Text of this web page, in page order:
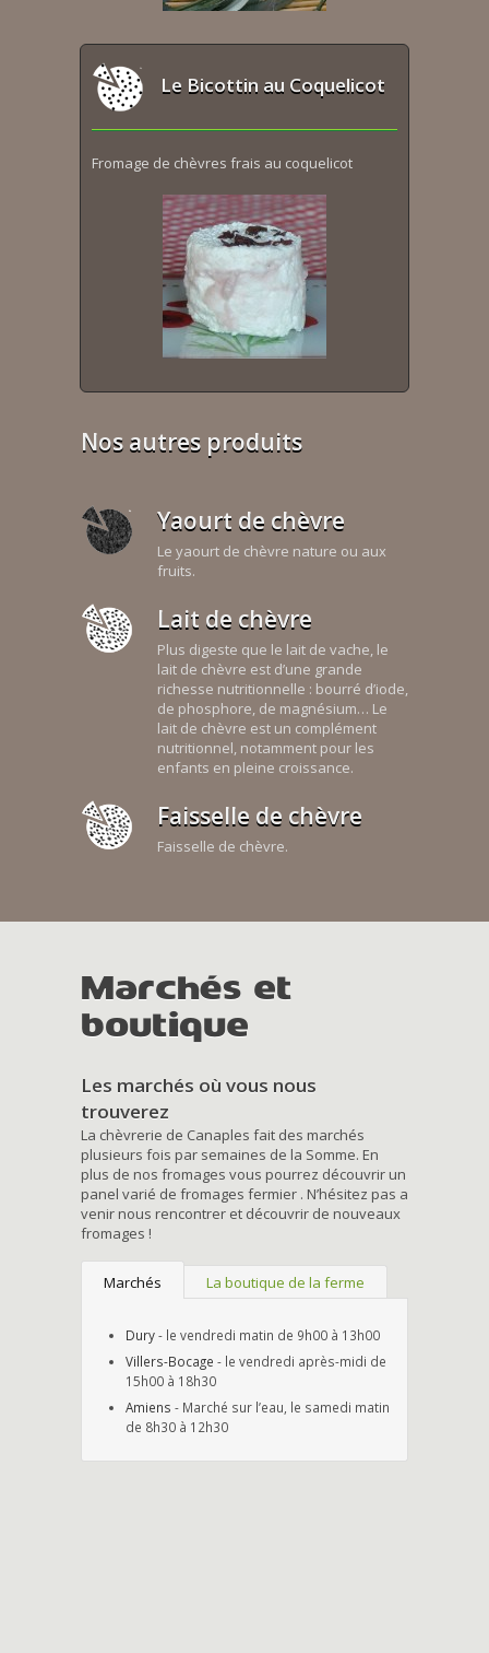
Le Bicottin au Coquelicot
Fromage de chèvres frais au coquelicot
Nos autres produits
Yaourt de chèvre
Le yaourt de chèvre nature ou aux
fruits.
Lait de chèvre
Plus digeste que le lait de vache, le
lait de chèvre est d’une grande
richesse nutritionnelle : bourré d’iode,
de phosphore, de magnésium… Le
lait de chèvre est un complément
nutritionnel, notamment pour les
enfants en pleine croissance.
Faisselle de chèvre
Faisselle de chèvre.
Marchés et
boutique
Les marchés où vous nous
trouverez
La chèvrerie de Canaples fait des marchés
plusieurs fois par semaines de la Somme. En
plus de nos fromages vous pourrez découvrir un
panel varié de fromages fermier . N’hésitez pas a
venir nous rencontrer et découvrir de nouveaux
fromages !
Marchés La boutique de la ferme
Dury- le vendredi matin de 9h00 à 13h00
Villers-Bocage - le vendredi après-midi de
15h00 à 18h30
Amiens - Marché sur l’eau, le samedi matin
de 8h30 à 12h30